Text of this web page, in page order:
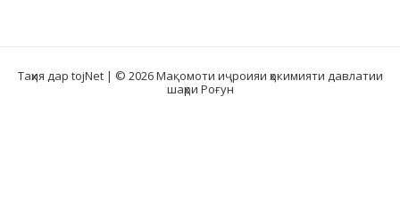
Таҳия дар tojNet | © 2026 Мақомоти иҷроияи ҳокимияти давлатии
шаҳри Роғун